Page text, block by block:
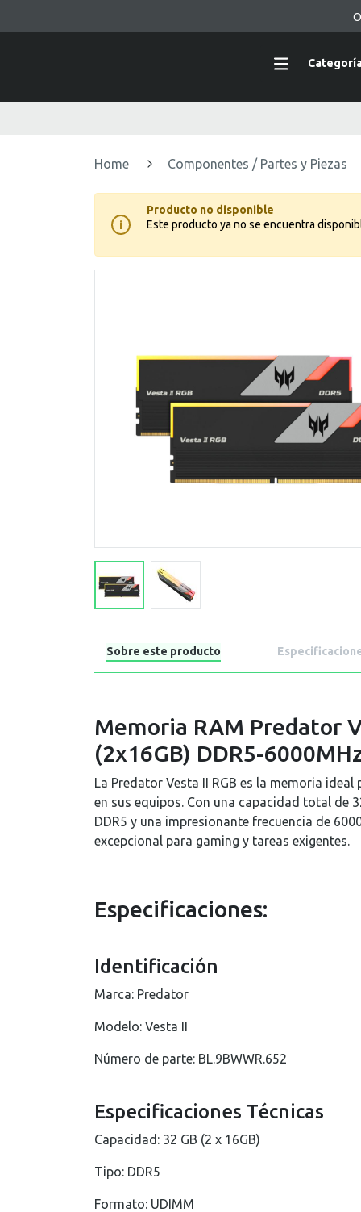
Home Componentes / Partes y Piezas
i
Producto no disponible
Este producto ya no se encuentra
Sobre este producto
Memoria RAM Predator
(2x16GB) DDR5-
La Predator Vesta II RGB es la memoria
en sus equipos. Con una capacidad total de
DDR5 y una impresionante frecuencia de
excepcional para gaming y tareas exigentes.
Especificaciones:
Identificación
Marca: Predator
Modelo: Vesta II
Número de parte: BL.9BWWR.652
Especificaciones Técnicas
Capacidad: 32 GB (2 x 16GB)
Tipo: DDR5
Formato: UDIMM